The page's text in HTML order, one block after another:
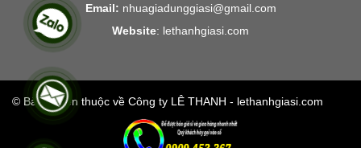
Email: nhuagiadunggiasi@gmail.com
Website: lethanhgiasi.com
© Bản quyền thuộc về Công ty LÊ THANH - lethanhgiasi.com